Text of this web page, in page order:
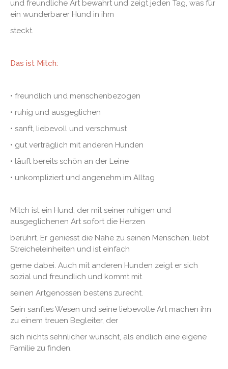
und freundliche Art bewahrt und zeigt jeden Tag, was für
ein wunderbarer Hund in ihm
steckt.
Das ist Mitch:
• freundlich und menschenbezogen
• ruhig und ausgeglichen
• sanft, liebevoll und verschmust
• gut verträglich mit anderen Hunden
• läuft bereits schön an der Leine
• unkompliziert und angenehm im Alltag
Mitch ist ein Hund, der mit seiner ruhigen und
ausgeglichenen Art sofort die Herzen
berührt. Er geniesst die Nähe zu seinen Menschen, liebt
Streicheleinheiten und ist einfach
gerne dabei. Auch mit anderen Hunden zeigt er sich
sozial und freundlich und kommt mit
seinen Artgenossen bestens zurecht.
Sein sanftes Wesen und seine liebevolle Art machen ihn
zu einem treuen Begleiter, der
sich nichts sehnlicher wünscht, als endlich eine eigene
Familie zu finden.